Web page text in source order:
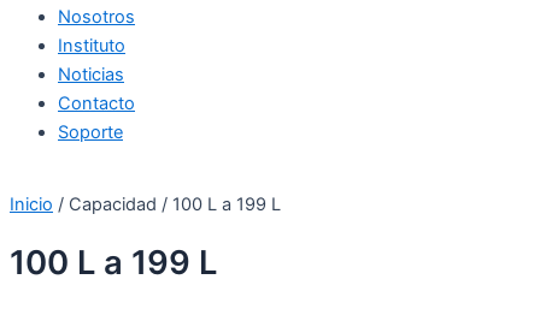
Nosotros
Instituto
Noticias
Contacto
Soporte
Inicio / Capacidad / 100 L a 199 L
100 L a 199 L